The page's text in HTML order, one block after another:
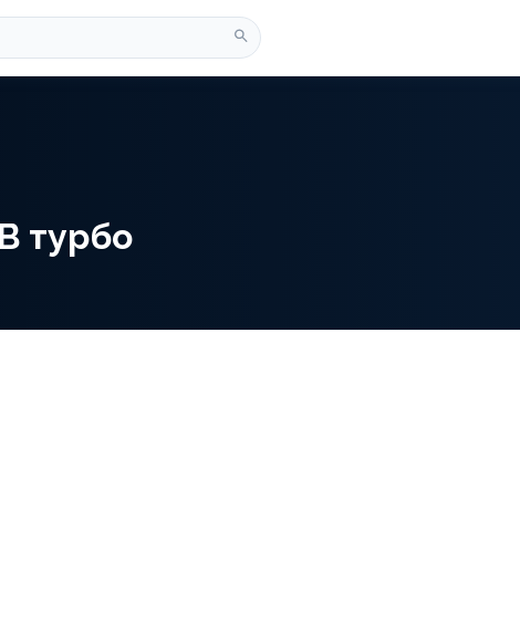
турбо